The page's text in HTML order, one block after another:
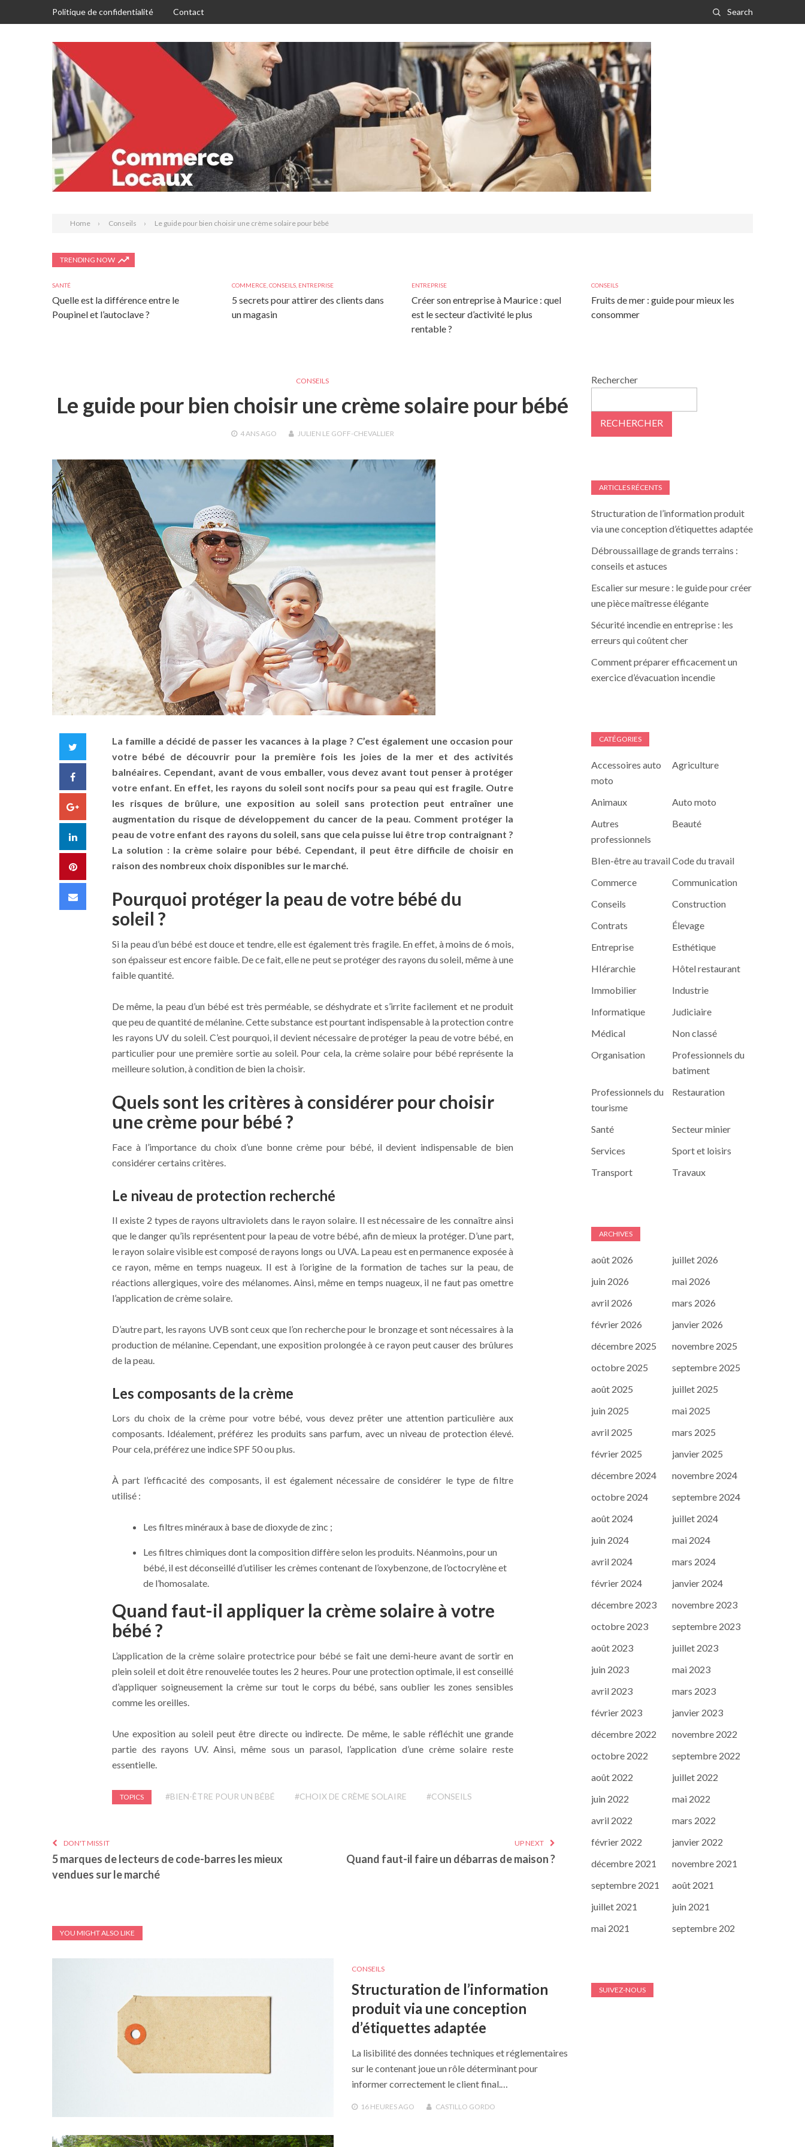
Politique de confidentialité Contact Search
Home Conseils Le guide pour bien choisir une crème solaire pour bébé
TRENDING NOW
SANTÉ
Quelle est la différence entre le
Poupinel et l’autoclave ?
COMMERCE CONSEILS ENTREPRISE
5 secrets pour attirer des clients dans
un magasin
ENTREPRISE
Créer son entreprise à Maurice : quel
est le secteur d’activité le plus
rentable ?
CONSEILS
Fruits de mer : guide pour mieux les
consommer
CONSEILS
Le guide pour bien choisir une crème solaire pour bébé
4 ANSAGO JULIEN LE GOFF-CHEVALLIER
Facebook
Google+
LinkedIn
Pinterest
Email
La famille a décidé de passer les vacances à la plage ? C’est également une occasion pour
votre bébé de découvrir pour la première fois les joies de la mer et des activités
balnéaires. Cependant, avant de vous emballer, vous devez avant tout penser à protéger
votre enfant. En effet, les rayons du soleil sont nocifs pour sa peau qui est fragile. Outre
les risques de brûlure, une exposition au soleil sans protection peut entraîner une
augmentation du risque de développement du cancer de la peau. Comment protéger la
peau de votre enfant des rayons du soleil, sans que cela puisse lui être trop contraignant ?
La solution : la crème solaire pour bébé. Cependant, il peut être difficile de choisir en
raison des nombreux choix disponibles sur le marché.
Pourquoi protéger la peau de votre bébé du
soleil ?
Si la peau d’un bébé est douce et tendre, elle est également très fragile. En effet, à moins de 6 mois,
son épaisseur est encore faible. De ce fait, elle ne peut se protéger des rayons du soleil, même à une
faible quantité.
De même, la peau d’un bébé est très perméable, se déshydrate et s’irrite facilement et ne produit
que peu de quantité de mélanine. Cette substance est pourtant indispensable à la protection contre
les rayons UV du soleil. C’est pourquoi, il devient nécessaire de protéger la peau de votre bébé, en
particulier pour une première sortie au soleil. Pour cela, la crème solaire pour bébé représente la
meilleure solution, à condition de bien la choisir.
Quels sont les critères à considérer pour choisir
une crème pour bébé ?
Face à l’importance du choix d’une bonne crème pour bébé, il devient indispensable de bien
considérer certains critères.
Le niveau de protection recherché
Il existe 2 types de rayons ultraviolets dans le rayon solaire. Il est nécessaire de les connaître ainsi
que le danger qu’ils représentent pour la peau de votre bébé, afin de mieux la protéger. D’une part,
le rayon solaire visible est composé de rayons longs ou UVA. La peau est en permanence exposée à
ce rayon, même en temps nuageux. Il est à l’origine de la formation de taches sur la peau, de
réactions allergiques, voire des mélanomes. Ainsi, même en temps nuageux, il ne faut pas omettre
l’application de crème solaire.
D’autre part, les rayons UVB sont ceux que l’on recherche pour le bronzage et sont nécessaires à la
production de mélanine. Cependant, une exposition prolongée à ce rayon peut causer des brûlures
de la peau.
Les composants de la crème
Lors du choix de la crème pour votre bébé, vous devez prêter une attention particulière aux
composants. Idéalement, préférez les produits sans parfum, avec un niveau de protection élevé.
Pour cela, préférez une indice SPF 50 ou plus.
À part l’efficacité des composants, il est également nécessaire de considérer le type de filtre
utilisé :
Les filtres minéraux à base de dioxyde de zinc ;
Les filtres chimiques dont la composition diffère selon les produits. Néanmoins, pour un
bébé, il est déconseillé d’utiliser les crèmes contenant de l’oxybenzone, de l’octocrylène et
de l’homosalate.
Quand faut-il appliquer la crème solaire à votre
bébé ?
L’application de la crème solaire protectrice pour bébé se fait une demi-heure avant de sortir en
plein soleil et doit être renouvelée toutes les 2 heures. Pour une protection optimale, il est conseillé
d’appliquer soigneusement la crème sur tout le corps du bébé, sans oublier les zones sensibles
comme les oreilles.
Une exposition au soleil peut être directe ou indirecte. De même, le sable réfléchit une grande
partie des rayons UV. Ainsi, même sous un parasol, l’application d’une crème solaire reste
essentielle.
TOPICS #BIEN-ÊTRE POUR UN BÉBÉ #CHOIX DE CRÈME SOLAIRE #CONSEILS
DON'T MISS IT
5 marques de lecteurs de code-barres les mieux
vendues sur le marché
UP NEXT
Quand faut-il faire un débarras de maison ?
YOU MIGHT ALSO LIKE
CONSEILS
Structuration de l’information
produit via une conception
d’étiquettes adaptée
La lisibilité des données techniques et réglementaires
sur le contenant joue un rôle déterminant pour
informer correctement le client final.…
16 HEURESAGO CASTILLO GORDO
Rechercher
RECHERCHER
ARTICLES RÉCENTS
Structuration de l’information produit
via une conception d’étiquettes adaptée
Débroussaillage de grands terrains :
conseils et astuces
Escalier sur mesure : le guide pour créer
une pièce maîtresse élégante
Sécurité incendie en entreprise : les
erreurs qui coûtent cher
Comment préparer efficacement un
exercice d’évacuation incendie
CATÉGORIES
Accessoires auto
moto
Agriculture
Animaux
Auto moto
Autres
professionnels
Beauté
BIen-être au travailCode du travail
Commerce
Communication
Conseils
Construction
Contrats
Élevage
Entreprise
Esthétique
HIérarchie
Hôtel restaurant
Immobilier
Industrie
Informatique
Judiciaire
Médical
Non classé
Organisation
Professionnels du
batiment
Professionnels du
tourisme
Restauration
Santé
Secteur minier
Services
Sport et loisirs
Transport
Travaux
ARCHIVES
août 2026
juillet 2026
juin 2026
mai 2026
avril 2026
mars 2026
février 2026
janvier 2026
décembre 2025
novembre 2025
octobre 2025
septembre 2025
août 2025
juillet 2025
juin 2025
mai 2025
avril 2025
mars 2025
février 2025
janvier 2025
décembre 2024
novembre 2024
octobre 2024
septembre 2024
août 2024
juillet 2024
juin 2024
mai 2024
avril 2024
mars 2024
février 2024
janvier 2024
décembre 2023
novembre 2023
octobre 2023
septembre 2023
août 2023
juillet 2023
juin 2023
mai 2023
avril 2023
mars 2023
février 2023
janvier 2023
décembre 2022
novembre 2022
octobre 2022
septembre 2022
août 2022
juillet 2022
juin 2022
mai 2022
avril 2022
mars 2022
février 2022
janvier 2022
décembre 2021
novembre 2021
septembre 2021
août 2021
juillet 2021
juin 2021
mai 2021
septembre 202
SUIVEZ-NOUS